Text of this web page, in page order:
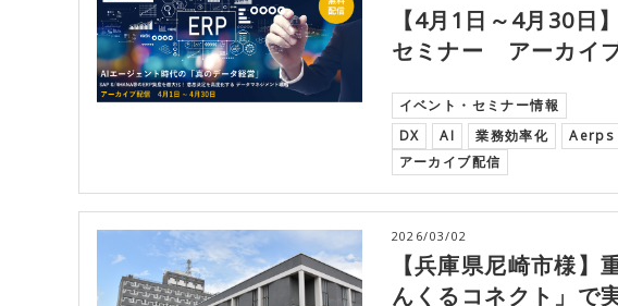
【4月1日～4月30日
セミナー アーカイ
イベント・セミナー情報
DX
AI 業務効率化 Aerps
アーカイブ配信
2026/03/02
【兵庫県尼崎市様
んくるコネクト」で